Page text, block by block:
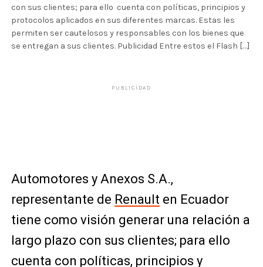
con sus clientes; para ello cuenta con políticas, principios y
protocolos aplicados en sus diferentes marcas. Estas les
permiten ser cautelosos y responsables con los bienes que
se entregan a sus clientes. Publicidad Entre estos el Flash […]
PUBLICIDAD
Automotores y Anexos S.A.,
representante de Renault en Ecuador
tiene como visión generar una relación a
largo plazo con sus clientes; para ello
cuenta con políticas, principios y